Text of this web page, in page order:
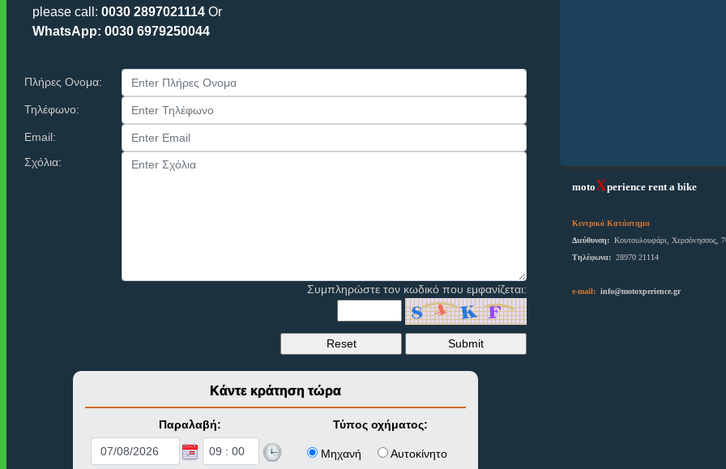
please call: 0030 2897021114 Or
WhatsApp: 0030 6979250044
Πλήρες Ονομα:
Τηλέφωνο:
Email:
Σχόλια:
Συμπληρώστε τον κωδικό που εμφανίζεται:
Κάντε κράτηση τώρα
Παραλαβή: Τύπος οχήματος:
Μηχανή Αυτοκίνητο
motoXperience rent a bike
Κεντρικό Κατάστημα
Διεύθυνση:Κουτουλουφάρι, Χερσόνησσος,
Tηλέφωνα:28970 21114
e-mail: info@motoxperience.gr